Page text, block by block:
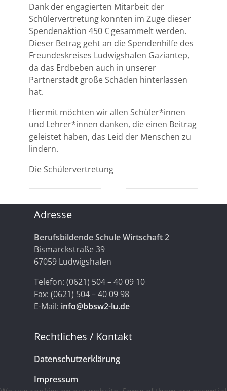
Dank der engagierten Mitarbeit der
Schülervertretung konnten im Zuge dieser
Spendenaktion 450 € gesammelt werden.
Dieser Betrag geht an die Spendenhilfe des
Freundeskreises Ludwigshafen Gaziantep,
da das Erdbeben auch in unserer
Partnerstadt große Schäden hinterlassen
hat.
Hiermit möchten wir allen Schüler*innen
und Lehrer*innen danken, die einen Beitrag
geleistet haben, das Leid der Menschen zu
lindern.
Die Schülervertretung
Adresse
Berufsbildende Schule Wirtschaft 2
Bismarckstraße 39
67059 Ludwigshafen
Telefon: (0621) 504 – 40 09 10
Fax: (0621) 504 – 40 09 98
E-Mail: info@bbsw2-lu.de
Rechtliches / Kontakt
Datenschutzerklärung
Impressum